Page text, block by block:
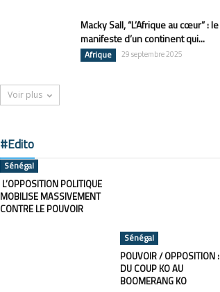
Macky Sall, “L’Afrique au cœur” : le
manifeste d’un continent qui...
Afrique 29 septembre 2025
Voir plus
#Edito
Sénégal
L’OPPOSITION POLITIQUE
MOBILISE MASSIVEMENT
CONTRE LE POUVOIR
Sénégal
POUVOIR / OPPOSITION :
DU COUP KO AU
BOOMERANG KO